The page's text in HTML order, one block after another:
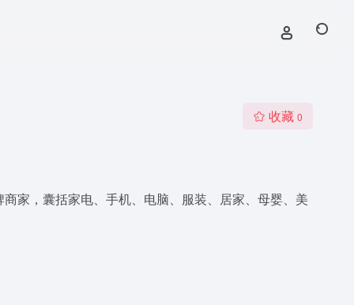
收藏 0
家，囊括家电、手机、电脑、服装、居家、母婴、美